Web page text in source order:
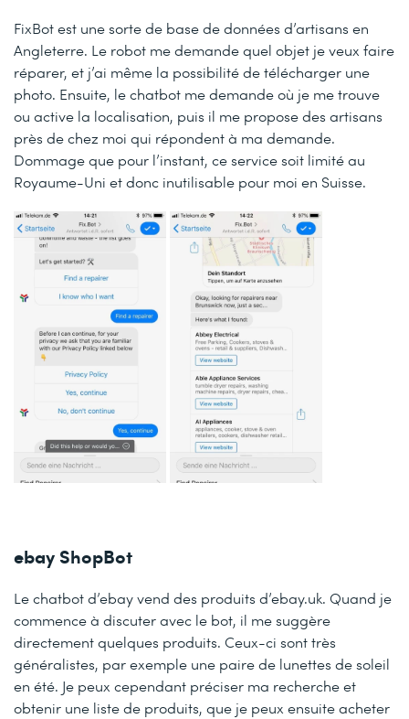
FixBot est une sorte de base de données d’artisans en
Angleterre. Le robot me demande quel objet je veux faire
réparer, et j’ai même la possibilité de télécharger une
photo. Ensuite, le chatbot me demande où je me trouve
ou active la localisation, puis il me propose des artisans
près de chez moi qui répondent à ma demande.
Dommage que pour l’instant, ce service soit limité au
Royaume-Uni et donc inutilisable pour moi en Suisse.
ebay ShopBot
Le chatbot d’ebay vend des produits d’ebay.uk. Quand je
commence à discuter avec le bot, il me suggère
directement quelques produits. Ceux-ci sont très
généralistes, par exemple une paire de lunettes de soleil
en été. Je peux cependant préciser ma recherche et
obtenir une liste de produits, que je peux ensuite acheter